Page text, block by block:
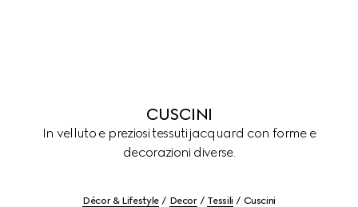
CUSCINI
In velluto e preziosi tessuti jacquard con forme e
decorazioni diverse.
Décor & Lifestyle Decor Tessili Cuscini